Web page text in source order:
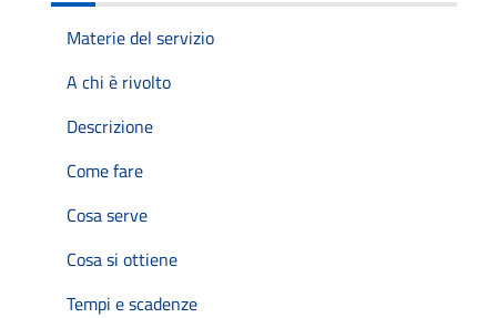
Materie del servizio
A chi è rivolto
Descrizione
Come fare
Cosa serve
Cosa si ottiene
Tempi e scadenze